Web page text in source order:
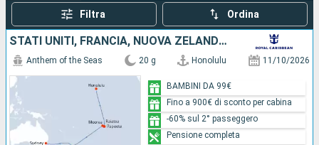
Filtra Ordina
STATI UNITI, FRANCIA, NUOVA ZELANDA, AUSTRALIA
Anthem of the Seas 20 g Honolulu 11/10/2026
BAMBINI DA 99€
Fino a 900€ di sconto per cabina
-60% sul 2° passeggero
Pensione completa